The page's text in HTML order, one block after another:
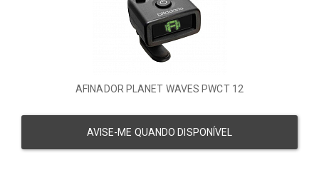
AFINADOR PLANET WAVES PWCT 12
AVISE-ME QUANDO DISPONÍVEL